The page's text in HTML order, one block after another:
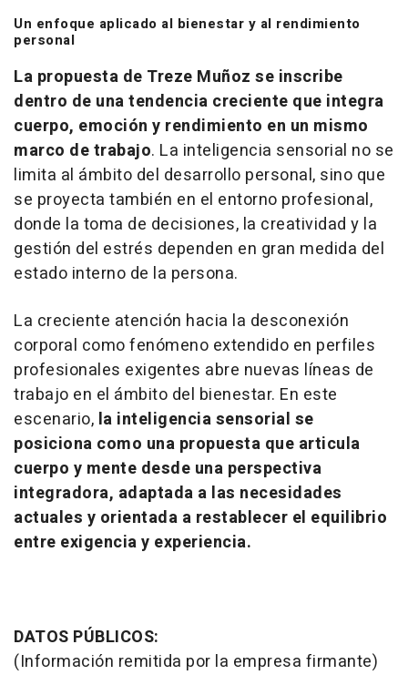
Un enfoque aplicado al bienestar y al rendimiento
personal
La propuesta de Treze Muñoz se inscribe
dentro de una tendencia creciente que integra
cuerpo, emoción y rendimiento en un mismo
marco de trabajo. La inteligencia sensorial no se
limita al ámbito del desarrollo personal, sino que
se proyecta también en el entorno profesional,
donde la toma de decisiones, la creatividad y la
gestión del estrés dependen en gran medida del
estado interno de la persona.
La creciente atención hacia la desconexión
corporal como fenómeno extendido en perfiles
profesionales exigentes abre nuevas líneas de
trabajo en el ámbito del bienestar. En este
escenario, la inteligencia sensorial se
posiciona como una propuesta que articula
cuerpo y mente desde una perspectiva
integradora, adaptada a las necesidades
actuales y orientada a restablecer el equilibrio
entre exigencia y experiencia.
DATOS PÚBLICOS:
(Información remitida por la empresa firmante)